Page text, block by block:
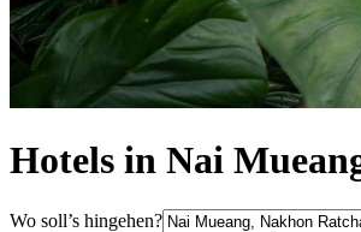
Hotels in Nai
Wo soll’s hingehen?